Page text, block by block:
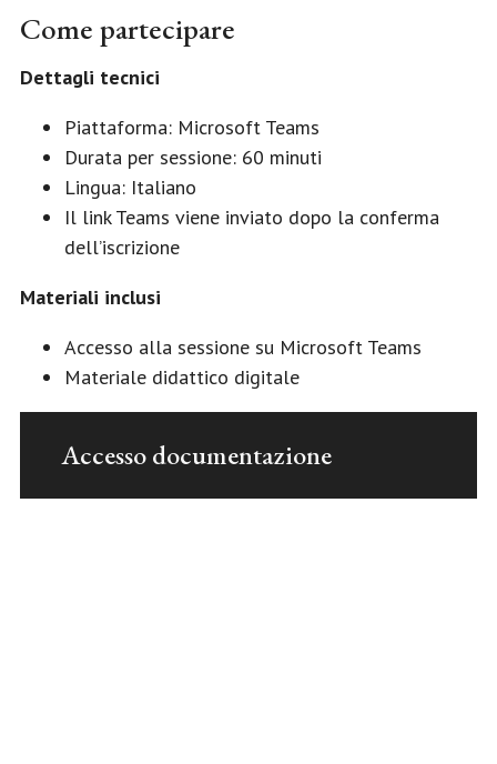
Come partecipare
Dettagli tecnici
Piattaforma: Microsoft Teams
Durata per sessione: 60 minuti
Lingua: Italiano
Il link Teams viene inviato dopo la conferma
dell’iscrizione
Materiali inclusi
Accesso alla sessione su Microsoft Teams
Materiale didattico digitale
Accesso documentazione